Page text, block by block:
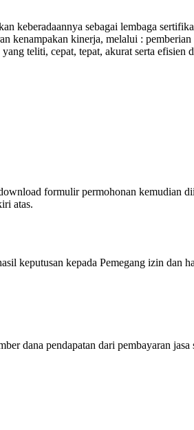
keberadaannya sebagai lembaga
kenampakan kinerja, melalui :
teliti, cepat, tepat, akurat serta efisien
formulir permohonan kemudian
atas.
keputusan kepada Pemegang izin dan
dana pendapatan dari pembayaran